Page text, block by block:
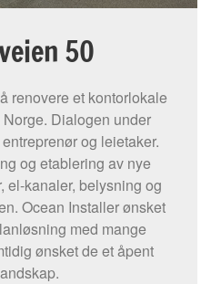
50
renovere et kontorlokale
Dialogen under
og leietaker.
og etablering av nye
el-kanaler, belysning og
Ocean Installer ønsket
med mange
ønsket de et åpent